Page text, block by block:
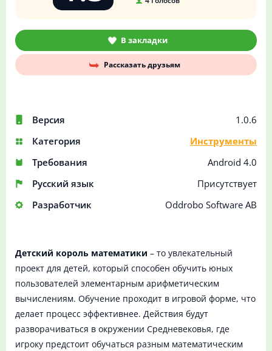
Версия
1.0.6
Категория
Инструменты
Требования
Android 4.0
Русский язык
Присутствует
Разработчик
Oddrobo Software AB
В закладки
Рассказать друзьям
Детский король математики – то увлекательный
проект для детей, который способен обучить юных
пользователей элементарным арифметическим
вычислениям. Обучение проходит в игровой форме, что
делает процесс эффективнее. Действия будут
разворачиваться в окружении Средневековья, где
игроку предстоит обучаться разным математическим